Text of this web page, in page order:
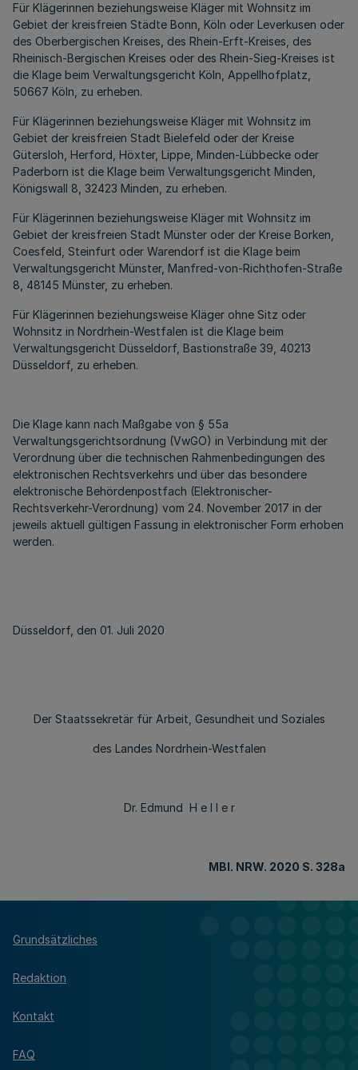
Für Klägerinnen beziehungsweise Kläger mit Wohnsitz im
Gebiet der kreisfreien Städte Bonn, Köln oder Leverkusen oder
des Oberbergischen Kreises, des Rhein-Erft-Kreises, des
Rheinisch-Bergischen Kreises oder des Rhein-Sieg-Kreises ist
die Klage beim Verwaltungsgericht Köln, Appellhofplatz,
50667 Köln, zu erheben.
Für Klägerinnen beziehungsweise Kläger mit Wohnsitz im
Gebiet der kreisfreien Stadt Bielefeld oder der Kreise
Gütersloh, Herford, Höxter, Lippe, Minden-Lübbecke oder
Paderborn ist die Klage beim Verwaltungsgericht Minden,
Königswall 8, 32423 Minden, zu erheben.
Für Klägerinnen beziehungsweise Kläger mit Wohnsitz im
Gebiet der kreisfreien Stadt Münster oder der Kreise Borken,
Coesfeld, Steinfurt oder Warendorf ist die Klage beim
Verwaltungsgericht Münster, Manfred-von-Richthofen-Straße
8, 48145 Münster, zu erheben.
Für Klägerinnen beziehungsweise Kläger ohne Sitz oder
Wohnsitz in Nordrhein-Westfalen ist die Klage beim
Verwaltungsgericht Düsseldorf, Bastionstraße 39, 40213
Düsseldorf, zu erheben.
Die Klage kann nach Maßgabe von § 55a
Verwaltungsgerichtsordnung (VwGO) in Verbindung mit der
Verordnung über die technischen Rahmenbedingungen des
elektronischen Rechtsverkehrs und über das besondere
elektronische Behördenpostfach (Elektronischer-
Rechtsverkehr-Verordnung) vom 24. November 2017 in der
jeweils aktuell gültigen Fassung in elektronischer Form erhoben
werden.
Düsseldorf, den 01. Juli 2020
Der Staatssekretär für Arbeit, Gesundheit und Soziales
des Landes Nordrhein-Westfalen
Dr. Edmund H e l l e r
MBl. NRW. 2020 S. 328a
Grundsätzliches
Redaktion
Kontakt
FAQ